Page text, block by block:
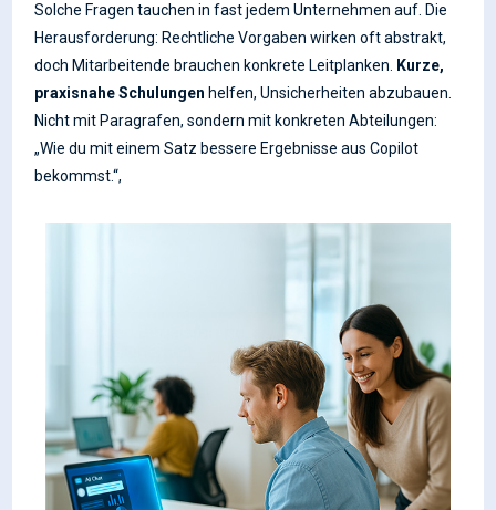
Solche Fragen tauchen in fast jedem Unternehmen auf. Die
Herausforderung: Rechtliche Vorgaben wirken oft abstrakt,
doch Mitarbeitende brauchen konkrete Leitplanken.
Kurze,
praxisnahe Schulungen helfen, Unsicherheiten abzubauen.
Nicht mit Paragrafen, sondern mit konkreten Abteilungen:
„Wie du mit einem Satz bessere Ergebnisse aus Copilot
bekommst.“,